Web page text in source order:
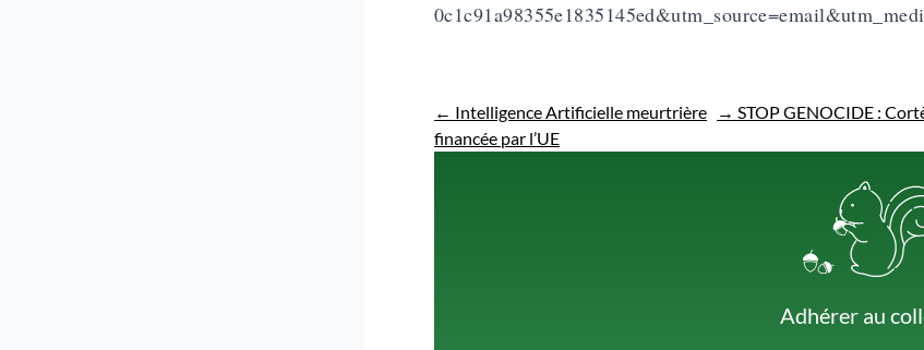
← Intelligence Artificielle meurtrière
financée par l’UE
→ STOP GENOCIDE :
Adhérer au